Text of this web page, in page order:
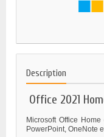
Description
Office 2021
Microsoft Office
PowerPoint, OneNote